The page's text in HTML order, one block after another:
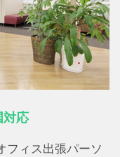
応
フィス出張パーソ